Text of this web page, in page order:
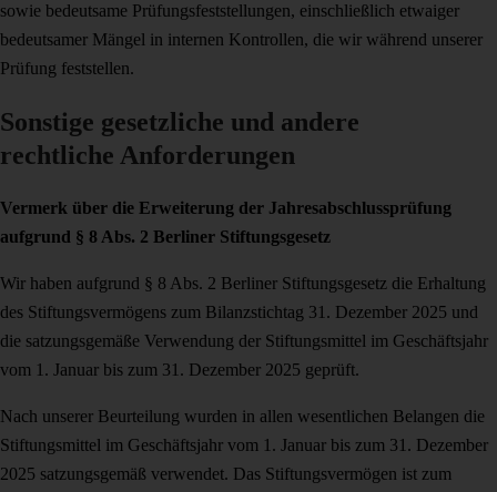
sowie bedeutsame Prüfungsfest­stellungen, einschließlich etwaiger
bedeutsamer Mängel in internen Kontrollen, die wir während unserer
Prüfung feststellen.
Sonstige gesetzliche und andere
rechtliche Anforderungen
Vermerk über die Erweiterung der Jahresabschlussprüfung
aufgrund § 8 Abs. 2 Berliner Stiftungsgesetz
Wir haben aufgrund § 8 Abs. 2 Berliner Stiftungsgesetz die Erhaltung
des Stiftungs­vermögens zum Bilanzstichtag 31. Dezember 2025 und
die satzungsgemäße Ver­wendung der Stiftungsmittel im Geschäftsjahr
vom 1. Januar bis zum 31. Dezember 2025 geprüft.
Nach unserer Beurteilung wurden in allen wesentlichen Belangen die
Stiftungsmittel im Geschäftsjahr vom 1. Januar bis zum 31. Dezember
2025 satzungsgemäß ver­wendet. Das Stiftungsvermögen ist zum